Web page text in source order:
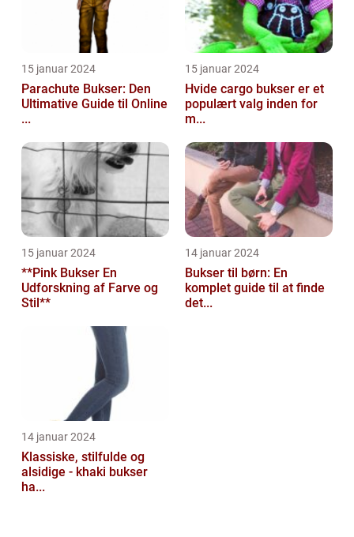
15 januar 2024
Parachute Bukser: Den
Ultimative Guide til Online
...
15 januar 2024
Hvide cargo bukser er et
populært valg inden for
m...
15 januar 2024
**Pink Bukser En
Udforskning af Farve og
Stil**
14 januar 2024
Bukser til børn: En
komplet guide til at finde
det...
14 januar 2024
Klassiske, stilfulde og
alsidige - khaki bukser
ha...